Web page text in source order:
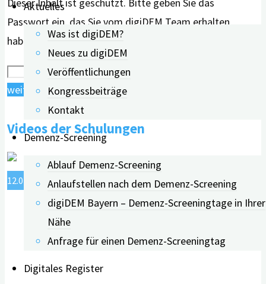
Aktuelles
Was ist digiDEM?
Neues zu digiDEM
Veröffentlichungen
Kongressbeiträge
Kontakt
Demenz-Screening
Ablauf Demenz-Screening
Anlaufstellen nach dem Demenz-Screening
digiDEM Bayern – Demenz-Screeningtage in Ihrer
Nähe
Anfrage für einen Demenz-Screeningtag
Digitales Register
Dieser Inhalt ist geschützt. Bitte geben Sie das
Passwort ein, das Sie vom digiDEM Team erhalten
haben.
weiterlesen"Was
ist
bei
Teilnehmendengewinnung
wichtig?"
Videos der Schulungen
12.02.202215.08.2024